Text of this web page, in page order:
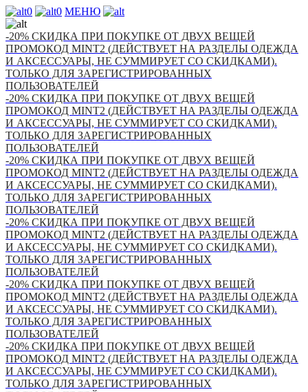
0 0 МЕНЮ
-20% СКИДКА ПРИ ПОКУПКЕ ОТ ДВУХ ВЕЩЕЙ
ПРОМОКОД MINT2 (ДЕЙСТВУЕТ НА РАЗДЕЛЫ ОДЕЖДА
И АКСЕССУАРЫ, НЕ СУММИРУЕТ СО СКИДКАМИ).
ТОЛЬКО ДЛЯ ЗАРЕГИСТРИРОВАННЫХ
ПОЛЬЗОВАТЕЛЕЙ
-20% СКИДКА ПРИ ПОКУПКЕ ОТ ДВУХ ВЕЩЕЙ
ПРОМОКОД MINT2 (ДЕЙСТВУЕТ НА РАЗДЕЛЫ ОДЕЖДА
И АКСЕССУАРЫ, НЕ СУММИРУЕТ СО СКИДКАМИ).
ТОЛЬКО ДЛЯ ЗАРЕГИСТРИРОВАННЫХ
ПОЛЬЗОВАТЕЛЕЙ
-20% СКИДКА ПРИ ПОКУПКЕ ОТ ДВУХ ВЕЩЕЙ
ПРОМОКОД MINT2 (ДЕЙСТВУЕТ НА РАЗДЕЛЫ ОДЕЖДА
И АКСЕССУАРЫ, НЕ СУММИРУЕТ СО СКИДКАМИ).
ТОЛЬКО ДЛЯ ЗАРЕГИСТРИРОВАННЫХ
ПОЛЬЗОВАТЕЛЕЙ
-20% СКИДКА ПРИ ПОКУПКЕ ОТ ДВУХ ВЕЩЕЙ
ПРОМОКОД MINT2 (ДЕЙСТВУЕТ НА РАЗДЕЛЫ ОДЕЖДА
И АКСЕССУАРЫ, НЕ СУММИРУЕТ СО СКИДКАМИ).
ТОЛЬКО ДЛЯ ЗАРЕГИСТРИРОВАННЫХ
ПОЛЬЗОВАТЕЛЕЙ
-20% СКИДКА ПРИ ПОКУПКЕ ОТ ДВУХ ВЕЩЕЙ
ПРОМОКОД MINT2 (ДЕЙСТВУЕТ НА РАЗДЕЛЫ ОДЕЖДА
И АКСЕССУАРЫ, НЕ СУММИРУЕТ СО СКИДКАМИ).
ТОЛЬКО ДЛЯ ЗАРЕГИСТРИРОВАННЫХ
ПОЛЬЗОВАТЕЛЕЙ
-20% СКИДКА ПРИ ПОКУПКЕ ОТ ДВУХ ВЕЩЕЙ
ПРОМОКОД MINT2 (ДЕЙСТВУЕТ НА РАЗДЕЛЫ ОДЕЖДА
И АКСЕССУАРЫ, НЕ СУММИРУЕТ СО СКИДКАМИ).
ТОЛЬКО ДЛЯ ЗАРЕГИСТРИРОВАННЫХ